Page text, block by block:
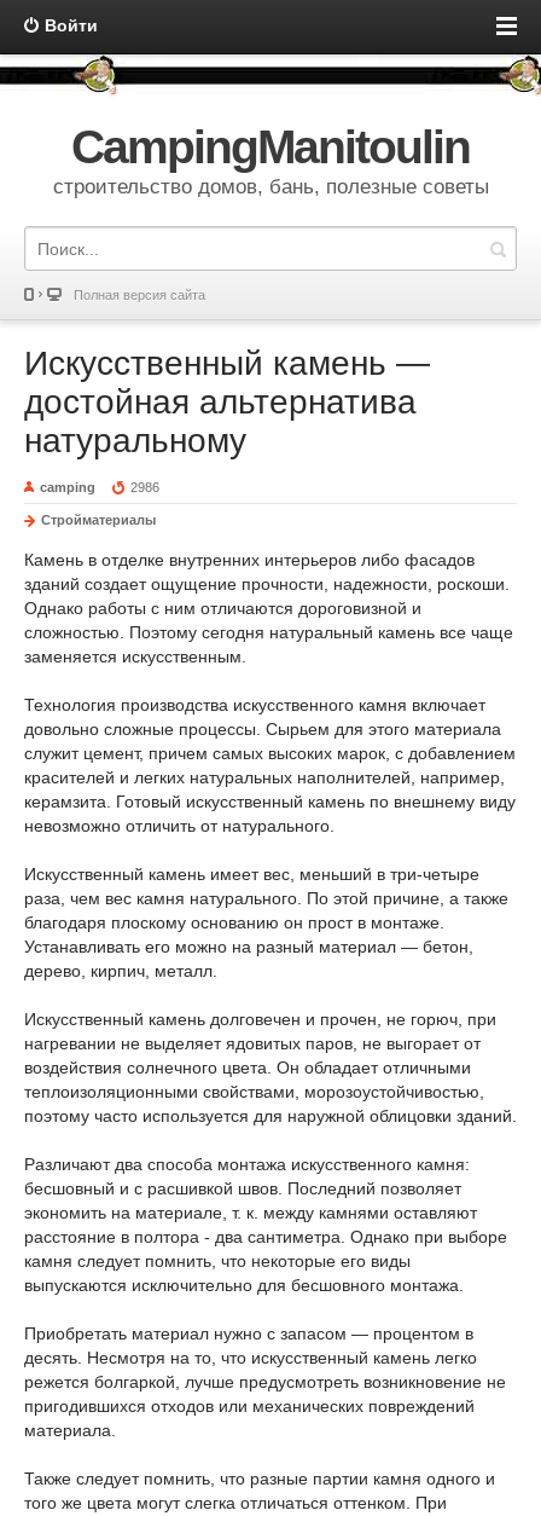
Войти
CampingManitoulin
строительство домов, бань, полезные советы
Полная версия сайта
Искусственный камень —
достойная альтернатива
натуральному
camping 2986
Стройматериалы
Камень в отделке внутренних интерьеров либо фасадов
зданий создает ощущение прочности, надежности, роскоши.
Однако работы с ним отличаются дороговизной и
сложностью. Поэтому сегодня натуральный камень все чаще
заменяется искусственным.
Технология производства искусственного камня включает
довольно сложные процессы. Сырьем для этого материала
служит цемент, причем самых высоких марок, с добавлением
красителей и легких натуральных наполнителей, например,
керамзита. Готовый искусственный камень по внешнему виду
невозможно отличить от натурального.
Искусственный камень имеет вес, меньший в три-четыре
раза, чем вес камня натурального. По этой причине, а также
благодаря плоскому основанию он прост в монтаже.
Устанавливать его можно на разный материал — бетон,
дерево, кирпич, металл.
Искусственный камень долговечен и прочен, не горюч, при
нагревании не выделяет ядовитых паров, не выгорает от
воздействия солнечного цвета. Он обладает отличными
теплоизоляционными свойствами, морозоустойчивостью,
поэтому часто используется для наружной облицовки зданий.
Различают два способа монтажа искусственного камня:
бесшовный и с расшивкой швов. Последний позволяет
экономить на материале, т. к. между камнями оставляют
расстояние в полтора - два сантиметра. Однако при выборе
камня следует помнить, что некоторые его виды
выпускаются исключительно для бесшовного монтажа.
Приобретать материал нужно с запасом — процентом в
десять. Несмотря на то, что искусственный камень легко
режется болгаркой, лучше предусмотреть возникновение не
пригодившихся отходов или механических повреждений
материала.
Также следует помнить, что разные партии камня одного и
того же цвета могут слегка отличаться оттенком. При